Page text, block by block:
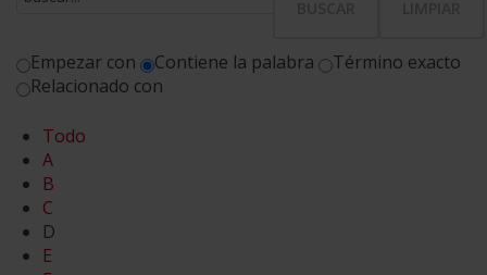
Empezar con Contiene la palabra
Término exacto
Relacionado con
Todo
A
B
C
D
E